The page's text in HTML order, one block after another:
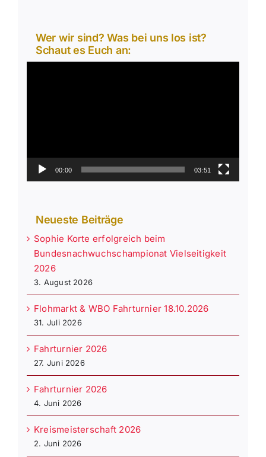
Wer wir sind? Was bei uns los ist?
Schaut es Euch an:
00:00 03:51
Neueste Beiträge
Sophie Korte erfolgreich beim
Bundesnachwuchschampionat Vielseitigkeit
2026
3. August 2026
Flohmarkt & WBO Fahrturnier 18.10.2026
31. Juli 2026
Fahrturnier 2026
27. Juni 2026
Fahrturnier 2026
4. Juni 2026
Kreismeisterschaft 2026
2. Juni 2026